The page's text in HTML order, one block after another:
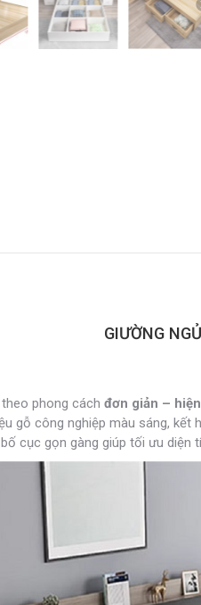
GIƯỜNG
phong cách đơn giản –
gỗ công nghiệp màu sáng,
cục gọn gàng giúp tối ưu